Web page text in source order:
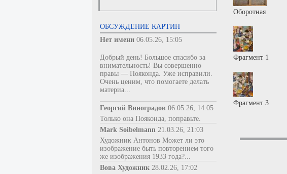
ОБСУЖДЕНИЕ КАРТИН
Нет имени 06.05.26, 15:05
Добрый день! Большое спасибо за
внимательность! Вы совершенно
правы — Пояконда. Уже исправили.
Очень ценим, что помогаете делать
материа...
Георгий Виноградов 06.05.26, 14:05
Только она Пояконда, поправьте.
Mark Soibelmann 21.03.26, 21:03
Художник Антонов Может ли это
изображение быть повторением того
же изображения 1933 года?...
Вова Художник 28.02.26, 17:02
Оборотная
Фрагмент 1
Фрагмент 3